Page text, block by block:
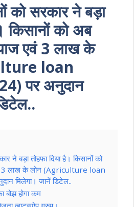
को सरकार ने बड़ा
किसानों को अब
एवं 3 लाख के
loan
पर अनुदान
ने बड़ा तोहफा दिया है। किसानों को
3 लाख के लोन (Agriculture loan
मिलेगा। जानें डिटेल..
बोझ होगा कम